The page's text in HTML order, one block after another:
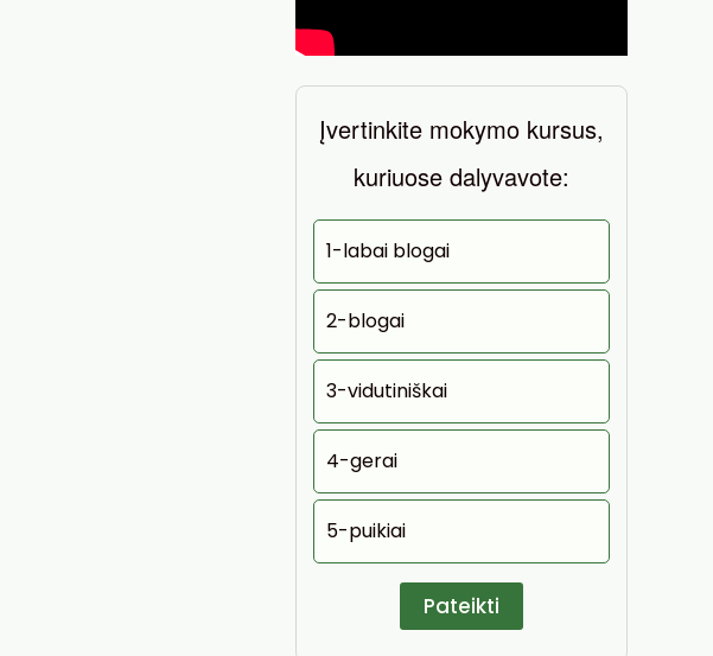
Įvertinkite mokymo kursus,
kuriuose dalyvavote:
1-labai blogai
2-blogai
3-vidutiniškai
4-gerai
5-puikiai